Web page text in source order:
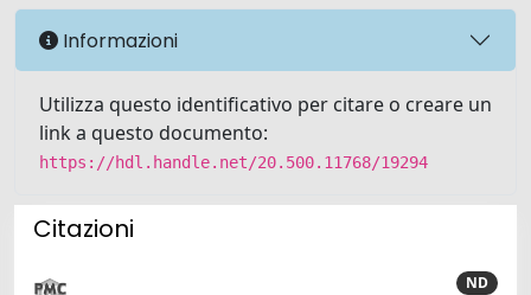
Informazioni
Utilizza questo identificativo per citare o creare un
link a questo documento:
https://hdl.handle.net/20.500.11768/19294
Citazioni
ND